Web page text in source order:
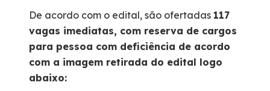
De acordo com o edital, são ofertadas 117
vagas imediatas, com reserva de cargos
para pessoa com deficiência de acordo
com a imagem retirada do edital logo
abaixo: